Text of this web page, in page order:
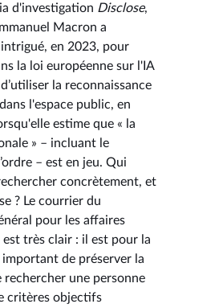
d'investigation Disclose,
Macron a
en 2023, pour
la loi européenne sur l'IA
la reconnaissance
l'espace public, en
estime que « la
» – incluant le
– est en jeu. Qui
concrètement, et
? Le courrier du
pour les affaires
est très clair : il est pour la
important de préserver la
rechercher une personne
critères objectifs